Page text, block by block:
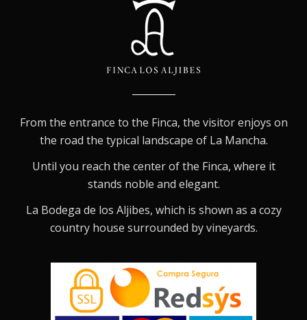
From the entrance to the Finca, the visitor enjoys on
the road the typical landscape of La Mancha.
Until you reach the center of the Finca, where it
stands noble and elegant.
La Bodega de los Aljibes, which is shown as a cozy
country house surrounded by vineyards.